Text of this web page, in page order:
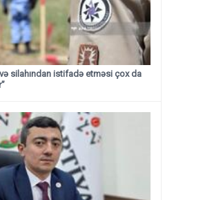
silahından istifadə etməsi çox da